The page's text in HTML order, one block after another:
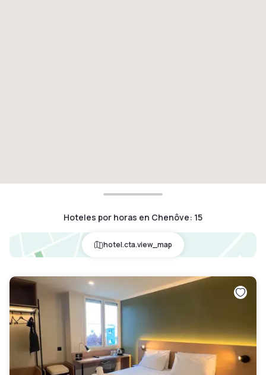
Hoteles por horas en Chenôve: 15
hotel.cta.view_map